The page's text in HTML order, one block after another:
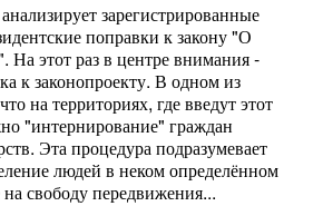
зарегистрированные
поправки к закону "О
этот раз в центре внимания -
к законопроекту. В одном из
на территориях, где введут этот
"интернирование" граждан
Эта процедура подразумевает
людей в неком определённом
свободу передвижения...